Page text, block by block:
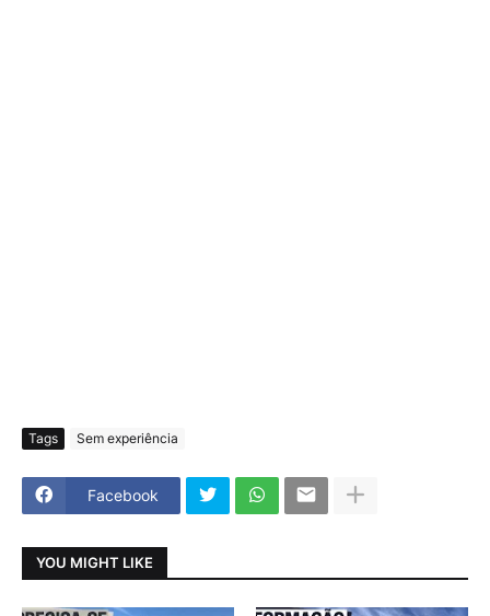
Tags Sem experiência
Facebook
YOU MIGHT LIKE